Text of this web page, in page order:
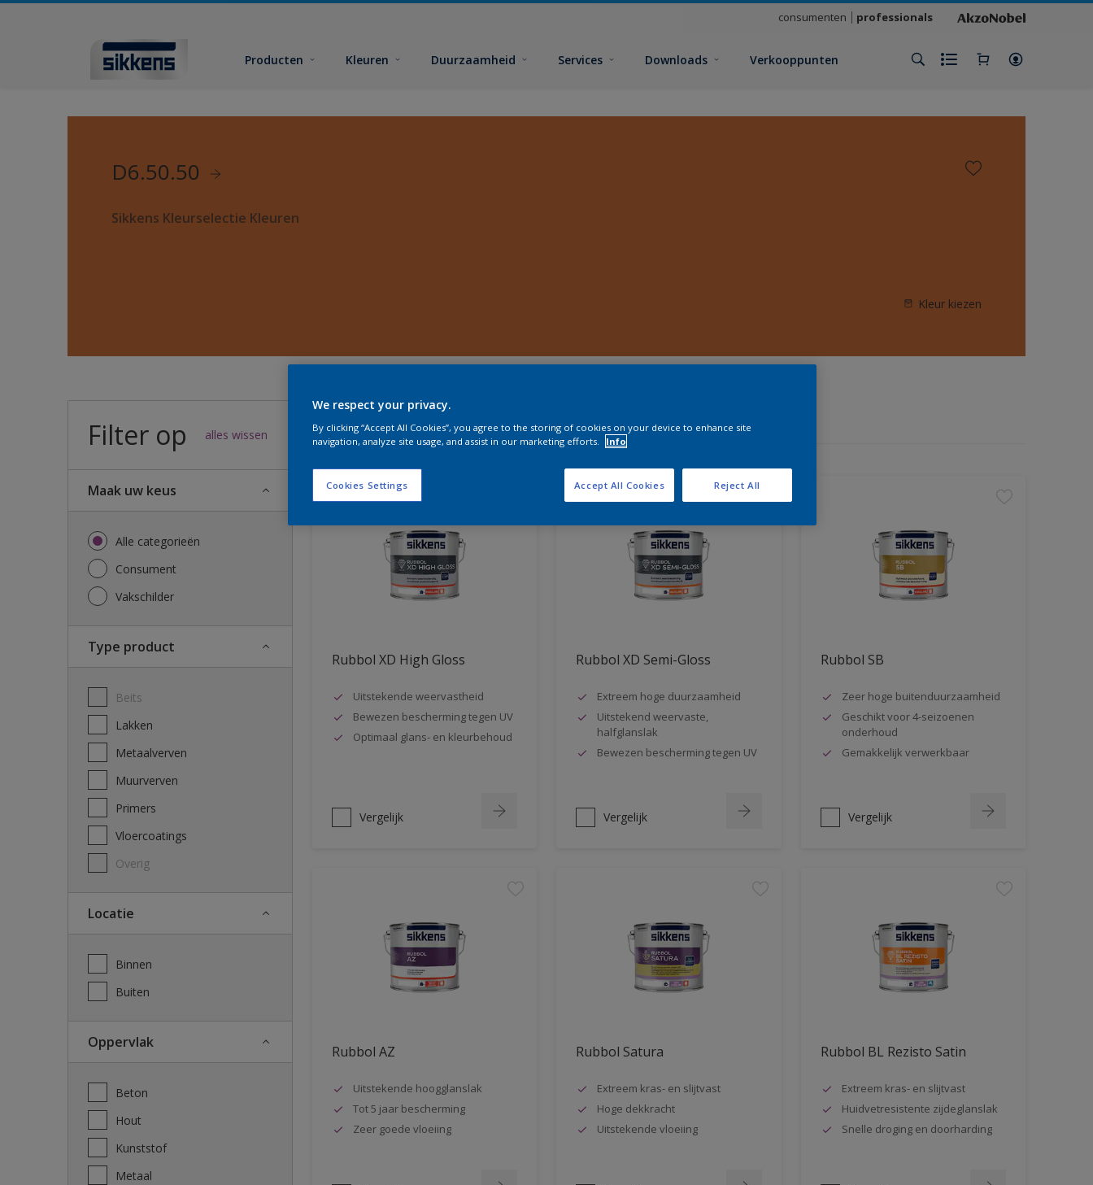
consumenten professionals
Producten Kleuren Duurzaamheid Services Downloads Verkooppunten
D6.50.50
Sikkens Kleurselectie Kleuren
Kleur kiezen
Filter op alles wissen
Maak uw keus
Alle categorieën
Consument
Vakschilder
Type product
Beits
Lakken
Metaalverven
Muurverven
Primers
Vloercoatings
Overig
Locatie
Binnen
Buiten
Oppervlak
Beton
Hout
Kunststof
Metaal
42resultaten voor jou
Rubbol XD High Gloss
Uitstekende weervastheid
Bewezen bescherming tegen UV
Optimaal glans- en kleurbehoud
Vergelijk
Rubbol XD Semi-Gloss
Extreem hoge duurzaamheid
Uitstekend weervaste,
halfglanslak
Bewezen bescherming tegen UV
Vergelijk
Rubbol SB
Zeer hoge buitenduurzaamheid
Geschikt voor 4-seizoenen
onderhoud
Gemakkelijk verwerkbaar
Vergelijk
Rubbol AZ
Uitstekende hoogglanslak
Tot 5 jaar bescherming
Zeer goede vloeiing
Rubbol Satura
Extreem kras- en slijtvast
Hoge dekkracht
Uitstekende vloeiing
Rubbol BL Rezisto Satin
Extreem kras- en slijtvast
Huidvetresistente zijdeglanslak
Snelle droging en doorharding
We respect your privacy.
By clicking “Accept All Cookies”, you agree to the storing of cookies on your device to enhance site
navigation, analyze site usage, and assist in our marketing efforts.
Info
Cookies Settings Reject All
Accept All Cookies